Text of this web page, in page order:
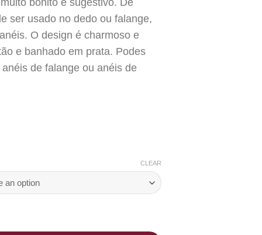
bonito e sugestivo. De
ser usado no dedo ou falange,
O design é charmoso e
e banhado em prata. Podes
de falange ou anéis de
CLEAR